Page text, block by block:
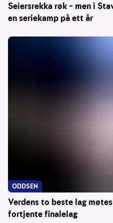
Seiersrekka røk – men i
en seriekamp på ett år
Verdens to beste lag
fortjente finalelag
ODDSEN